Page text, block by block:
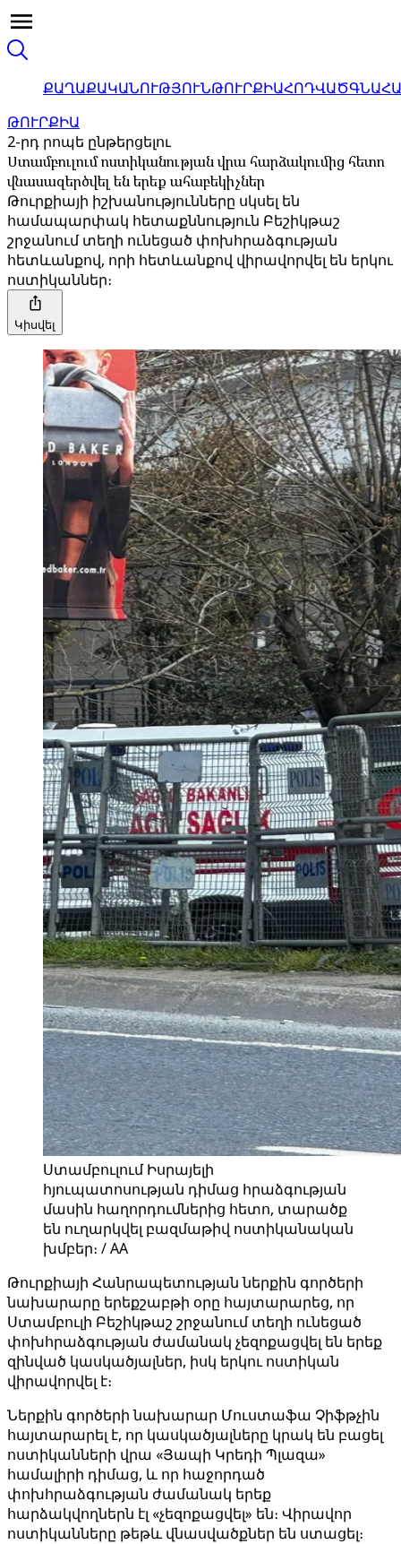
ՔԱՂԱՔԱԿԱՆՈՒԹՅՈՒՆԹՈՒՐՔԻԱՀՈԴՎԱԾ
ԹՈՒՐՔԻԱ
2-րդ րոպե ընթերցելու
Ստամբուլում ոստիկանության վրա հարձակումից հետո
վնասազերծվել են երեք ահաբեկիչներ
Թուրքիայի իշխանությունները սկսել են
համապարփակ հետաքննություն Բեշիկթաշ
շրջանում տեղի ունեցած փոխհրաձգության
հետևանքով, որի հետևանքով վիրավորվել են երկու
ոստիկաններ։
Կիսվել
Ստամբուլում Իսրայելի
հյուպատոսության դիմաց հրաձգության
մասին հաղորդումներից հետո, տարածք
են ուղարկվել բազմաթիվ ոստիկանական
խմբեր։ / AA
Թուրքիայի Հանրապետության ներքին գործերի
նախարարը երեքշաբթի օրը հայտարարեց, որ
Ստամբուլի Բեշիկթաշ շրջանում տեղի ունեցած
փոխհրաձգության ժամանակ չեզոքացվել են երեք
զինված կասկածյալներ, իսկ երկու ոստիկան
վիրավորվել է։
Ներքին գործերի նախարար Մուստաֆա Չիֆթչին
հայտարարել է, որ կասկածյալները կրակ են բացել
ոստիկանների վրա «Յապի Կրեդի Պլազա»
համալիրի դիմաց, և որ հաջորդած
փոխհրաձգության ժամանակ երեք
հարձակվողներն էլ «չեզոքացվել» են։ Վիրավոր
ոստիկանները թեթև վնասվածքներ են ստացել։